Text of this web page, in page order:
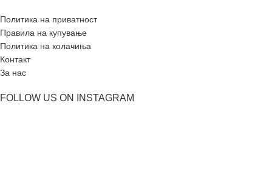
Политика на приватност
Правила на купување
Политика на колачиња
Контакт
За нас
FOLLOW US ON INSTAGRAM